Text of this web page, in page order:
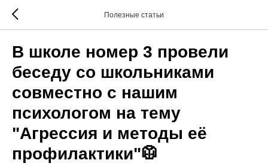
Полезные статьи
В школе номер 3 провели
беседу со школьниками
совместно с нашим
психологом на тему
"Агрессия и методы её
профилактики"🥼